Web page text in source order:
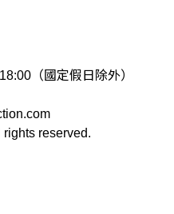
（國定假日除外）
reserved.